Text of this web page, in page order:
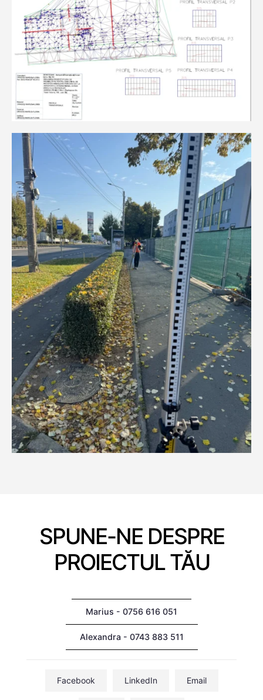
(AACR)- mun. Cluj-Napoca
Monitorizare topografică a comportării în
timp a construcțiilor învecinate pe durata
execuției — clădire de birouri, Satu Mare
SPUNE-NE DESPRE
PROIECTUL TĂU
Marius - 0756 616 051
Alexandra - 0743 883 511
Facebook LinkedIn Email